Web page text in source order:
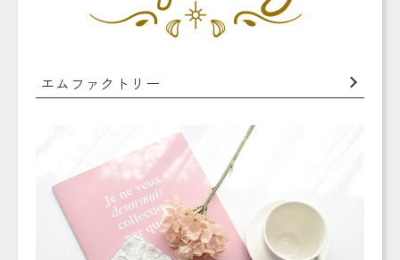
エムファクトリー